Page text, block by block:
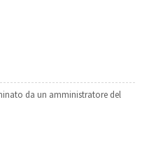
da un amministratore del